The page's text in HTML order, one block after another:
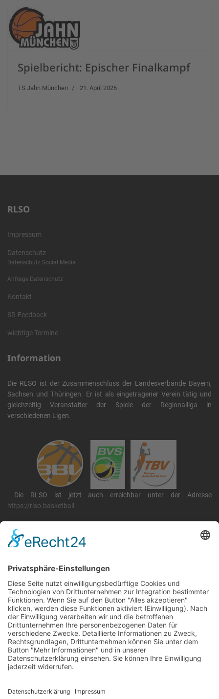
Spielbericht: Epischer Finalkampf
TS Jahn München 21. April 2026
RLSO
Impressum
Datenschutz
Datenschutz Social Media
Anfrage Datenschutz
Kontakt
SR-Feedback
wichtige Termine
Information
Die RLSO ist der Zusammenschluss der Landesverbände Bayern,
Sachsen und Thüringen. Er ist als eingetragener Verein tätig und
gleichzeitig Veranstalter der Spiele der Regionalliga in
verschiedenen Ligen.
Die RLSO ist jetzt auch erreichbar unter der Adresse
https://rlso.basketball
RLSO Minikalender
August 2026
Mo Di Mi Do Fr Sa
So
3127 28 29 30 31 1
2
3310 11 12